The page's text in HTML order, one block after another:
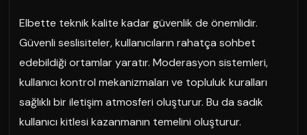
Elbette teknik kalite kadar güvenlik de önemlidir.
Güvenli seslisiteler, kullanıcıların rahatça sohbet
edebildiği ortamlar yaratır. Moderasyon sistemleri,
kullanıcı kontrol mekanizmaları ve topluluk kuralları
sağlıklı bir iletişim atmosferi oluşturur. Bu da sadık
kullanıcı kitlesi kazanmanın temelini oluşturur.